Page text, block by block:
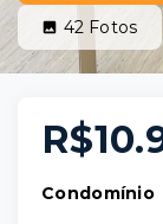
42 Fotos
Condomínio